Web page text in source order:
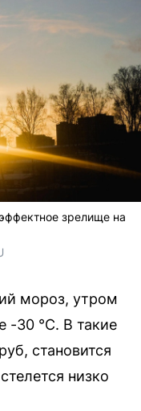
зрелище на
мороз, утром
-30 °C. В такие
становится
низко